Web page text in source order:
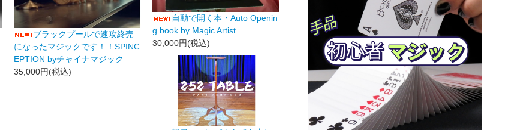
ブラックプールで速攻終売
になったマジックです！！SPINC
EPTION byチャイナマジック
35,000円(税込)
自動で開く本・Auto Openin
g book by Magic Artist
30,000円(税込)